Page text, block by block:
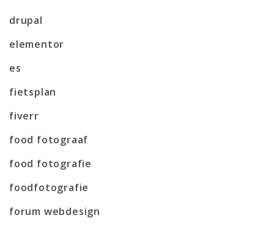
drupal
elementor
es
fietsplan
fiverr
food fotograaf
food fotografie
foodfotografie
forum webdesign